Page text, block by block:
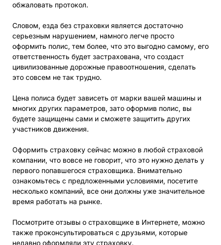
обжаловать протокол.
Словом, езда без страховки является достаточно
серьезным нарушением, намного легче просто
оформить полис, тем более, что это выгодно самому, его
ответственность будет застрахована, что создаст
цивилизованные дорожные правоотношения, сделать
это совсем не так трудно.
Цена полиса будет зависеть от марки вашей машины и
многих других параметров, зато оформив полис, вы
будете защищены сами и сможете защитить других
участников движения.
Оформить страховку сейчас можно в любой страховой
компании, что вовсе не говорит, что это нужно делать у
первого попавшегося страховщика. Внимательно
ознакомьтесь с предложенными условиями, посетите
несколько компаний, все они должны уже значительное
время работать на рынке.
Посмотрите отзывы о страховщике в Интернете, можно
также проконсультироваться с друзьями, которые
недавно оформляли эту страховку.